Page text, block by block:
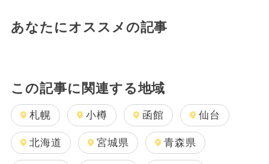
あなたにオススメの記事
この記事に関連する地域
札幌 小樽 函館 仙台
北海道 宮城県 青森県